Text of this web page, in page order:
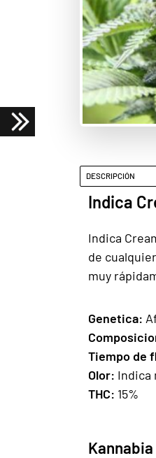
DESCRIPCIÓN
Indica
Indica
de
muy
Genetica:
Tiempo de
Olor: Indica
THC: 15%